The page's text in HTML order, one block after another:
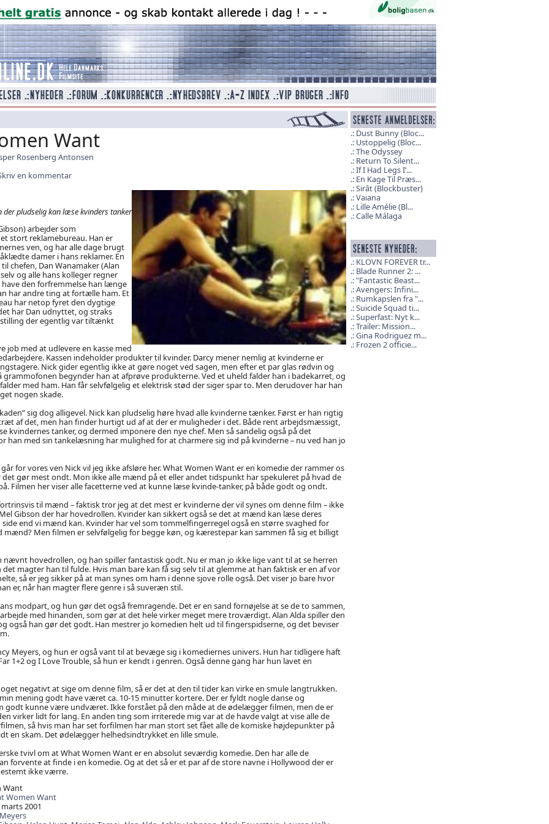
Want
Rosenberg Antonsen
en kommentar
pludselig kan læse kvinders tanker
arbejder som
stort reklamebureau. Han er
ven, og har alle dage brugt
damer i hans reklamer. En
chefen, Dan Wanamaker (Alan
og alle hans kolleger regner
den forfremmelse han længe
har andre ting at fortælle ham. Et
har netop fyret den dygtige
har Dan udnyttet, og straks
der egentlig var tiltænkt
job med at udlevere en kasse med
Kassen indeholder produkter til kvinder. Darcy mener nemlig at kvinderne er
Nick gider egentlig ikke at gøre noget ved sagen, men efter et par glas rødvin og
grammofonen begynder han at afprøve produkterne. Ved et uheld falder han i badekarret, og
med ham. Han får selvfølgelig et elektrisk stød der siger spar to. Men derudover har han
nogen skade.
sig dog alligevel. Nick kan pludselig høre hvad alle kvinderne tænker. Først er han rigtig
af det, men han finder hurtigt ud af at der er muligheder i det. Både rent arbejdsmæssigt,
kvindernes tanker, og dermed imponere den nye chef. Men så sandelig også på det
han med sin tankelæsning har mulighed for at charmere sig ind på kvinderne – nu ved han jo
for vores ven Nick vil jeg ikke afsløre her. What Women Want er en komedie der rammer os
gør mest ondt. Mon ikke alle mænd på et eller andet tidspunkt har spekuleret på hvad de
Filmen her viser alle facetterne ved at kunne læse kvinde-tanker, på både godt og ondt.
til mænd – faktisk tror jeg at det mest er kvinderne der vil synes om denne film – ikke
Gibson der har hovedrollen. Kvinder kan sikkert også se det at mænd kan læse deres
end vi mænd kan. Kvinder har vel som tommelfingerregel også en større svaghed for
mænd? Men filmen er selvfølgelig for begge køn, og kærestepar kan sammen få sig et billigt
nævnt hovedrollen, og han spiller fantastisk godt. Nu er man jo ikke lige vant til at se herren
magter han til fulde. Hvis man bare kan få sig selv til at glemme at han faktisk er en af vor
så er jeg sikker på at man synes om ham i denne sjove rolle også. Det viser jo bare hvor
er, når han magter flere genre i så suveræn stil.
modpart, og hun gør det også fremragende. Det er en sand fornøjelse at se de to sammen,
med hinanden, som gør at det hele virker meget mere troværdigt. Alan Alda spiller den
også han gør det godt. Han mestrer jo komedien helt ud til fingerspidserne, og det beviser
Meyers, og hun er også vant til at bevæge sig i komediernes univers. Hun har tidligere haft
1+2 og I Love Trouble, så hun er kendt i genren. Også denne gang har hun lavet en
negativt at sige om denne film, så er det at den til tider kan virke en smule langtrukken.
mening godt have været ca. 10-15 minutter kortere. Der er fyldt nogle danse og
godt kunne være undværet. Ikke forstået på den måde at de ødelægger filmen, men de er
virker lidt for lang. En anden ting som irriterede mig var at de havde valgt at vise alle de
så hvis man har set forfilmen har man stort set fået alle de komiske højdepunkter på
en skam. Det ødelægger helhedsindtrykket en lille smule.
tvivl om at What Women Want er en absolut seværdig komedie. Den har alle de
forvente at finde i en komedie. Og at det så er et par af de store navne i Hollywood der er
ikke værre.
Want
Women Want
2001
Dust Bunny (Bloc...
Ustoppelig (Bloc...
The Odyssey
Return To Silent...
If I Had Legs I’...
En Kage Til Præs...
Sirât (Blockbuster)
Vaiana
Lille Amélie (Bl...
Calle Málaga
KLOVN FOREVER tr...
Blade Runner 2: ...
"Fantastic Beast...
Avengers: Infini...
Rumkapslen fra "...
Suicide Squad ti...
Superfast: Nyt k...
Trailer: Mission...
Gina Rodriguez m...
Frozen 2 officie...